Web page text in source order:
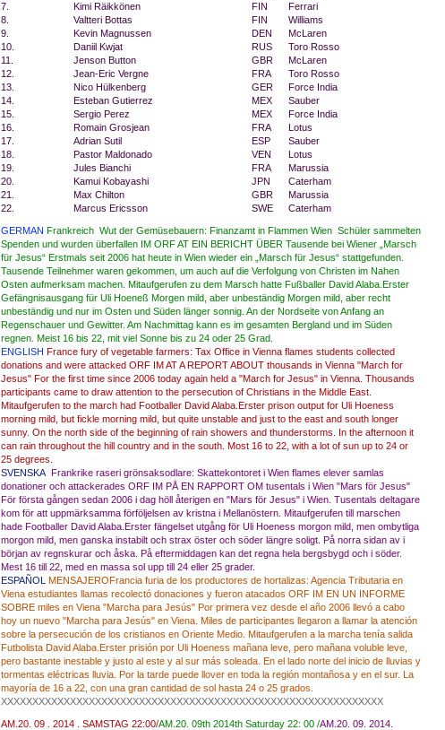
7.
Kimi Räikkönen FIN
Ferrari
8.
Valtteri Bottas FIN
Williams
9.
Kevin Magnussen DEN
McLaren
10.
Daniil Kwjat RUS
Toro Rosso
11.
Jenson Button GBR
McLaren
12.
Jean-Eric Vergne FRA
Toro Rosso
13.
Nico Hülkenberg GER
Force India
14.
Esteban Gutierrez MEX
Sauber
15.
Sergio Perez MEX
Force India
16.
Romain Grosjean FRA
Lotus
17.
Adrian Sutil ESP
Sauber
18.
Pastor Maldonado VEN
Lotus
19.
Jules Bianchi FRA
Marussia
20.
Kamui Kobayashi JPN
Caterham
21.
Max Chilton GBR
Marussia
22.
Marcus Ericsson SWE Caterham
GERMAN Frankreich Wut der Gemüsebauern: Finanzamt in Flammen Wien Schüler sammelten
Spenden und wurden überfallen IM ORF AT EIN BERICHT ÜBER Tausende bei Wiener „Marsch
für Jesus“ Erstmals seit 2006 hat heute in Wien wieder ein „Marsch für Jesus“ stattgefunden.
Tausende Teilnehmer waren gekommen, um auch auf die Verfolgung von Christen im Nahen
Osten aufmerksam machen. Mitaufgerufen zu dem Marsch hatte Fußballer David Alaba.Erster
Gefängnisausgang für Uli Hoeneß Morgen mild, aber unbeständig Morgen mild, aber recht
unbeständig und nur im Osten und Süden länger sonnig. An der Nordseite von Anfang an
Regenschauer und Gewitter. Am Nachmittag kann es im gesamten Bergland und im Süden
regnen. Meist 16 bis 22, mit viel Sonne bis zu 24 oder 25 Grad.
ENGLISH France fury of vegetable farmers: Tax Office in Vienna flames students collected
donations and were attacked ORF IMATA REPORTABOUT thousands in Vienna "March for
Jesus" For the first time since 2006 today again held a "March for Jesus" in Vienna Thousands
participants came to draw attention to the persecution of Christians in the Middle East.
Mitaufgerufen to the march had Footballer DavidAlaba.Erster prison output for Uli Hoeness
morning mild, but fickle morning mild, but quite unstable and just to the east and south longer
sunny. On the north side of the beginning of rain showers and thunderstorms In the afternoon it
can rain throughout the hill country and in the south Most 16 to 22 with a lot of sun up to 24 or
25 degrees
SVENSKA Frankrike raseri grönsaksodlare: Skattekontoret i Wien flames elever samlas
donationer och attackerades ORF IM PÅ EN RAPPORT OM tusentals i Wien "Mars för Jesus"
För första gången sedan 2006 i dag höll återigen en "Mars för Jesus" i Wien Tusentals deltagare
kom för att uppmärksamma förföljelsen av kristna i Mellanöstern Mitaufgerufen till marschen
hade Footballer DavidAlaba.Erster fängelset utgång för Uli Hoeness morgon mild men ombytliga
morgon mild men ganska instabilt och strax öster och söder längre soligt På norra sidan av i
början av regnskurar och åska På eftermiddagen kan det regna hela bergsbygd och i söder.
Mest 16 till 22, med en massa sol upp till 24 eller 25 grader.
ESPAÑOL MENSAJEROFrancia furia de los productores de hortalizas: Agencia Tributaria en
Viena estudiantes llamas recolectó donaciones y fueron atacados ORF IM EN UN INFORME
SOBRE miles en Viena "Marcha para Jesús" Por primera vez desde el año 2006 llevó a cabo
hoy un nuevo "Marcha para Jesús" en Viena Miles de participantes llegaron a llamar la atención
sobre la persecución de los cristianos en Oriente Medio Mitaufgerufen a la marcha tenía salida
Futbolista DavidAlaba.Erster prisión por Uli Hoeness mañana leve, pero mañana voluble leve,
pero bastante inestable y justo al este y al sur más soleada En el lado norte del inicio de lluvias y
tormentas eléctricas lluvia Por la tarde puede llover en toda la región montañosa y en el sur. La
mayoría de 16 a 22, con una gran cantidad de sol hasta 24 o 25 grados
XXXXXXXXXXXXXXXXXXXXXXXXXXXXXXXXXXXXXXXXXXXXXXXXXXXXXXXXXXXXX
AM.20. 09 . 2014 . SAMSTAG 22:00/AM .20. 09th 2014th Saturday 22: 00 /AM .20. 09. 2014.